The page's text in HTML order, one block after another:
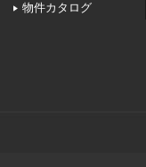
物件カタログ